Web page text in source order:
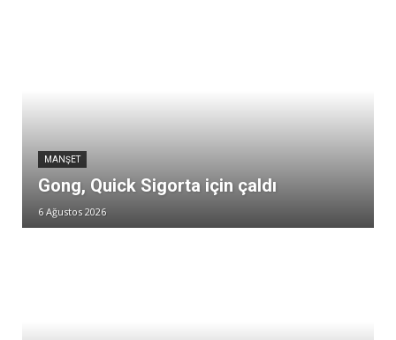
MANŞET
Gong, Quick Sigorta için çaldı
6 Ağustos 2026